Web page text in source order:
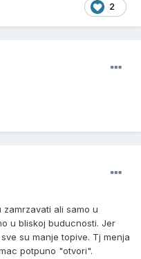
2
ali samo u
u bliskoj buducnosti. Jer
su manje topive. Tj menja
potpuno "otvori".